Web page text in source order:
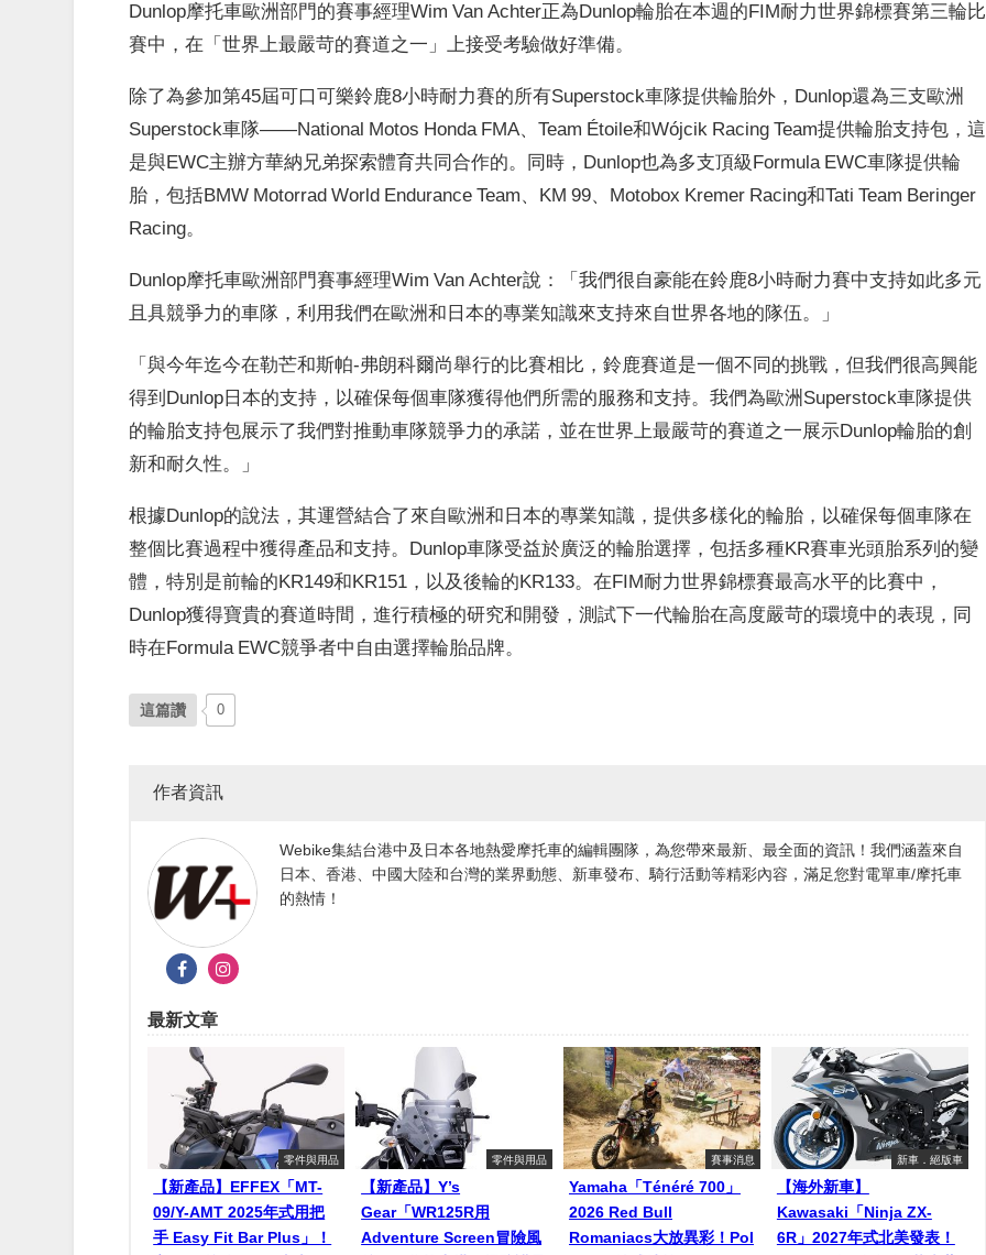
Dunlop摩托車歐洲部門的賽事經理Wim Van Achter正為Dunlop輪胎在本週的FIM耐力世界錦標賽第三輪比
賽中，在「世界上最嚴苛的賽道之一」上接受考驗做好準備。
除了為參加第45屆可口可樂鈴鹿8小時耐力賽的所有Superstock車隊提供輪胎外，Dunlop還為三支歐洲
Superstock車隊——National Motos Honda FMA、Team Étoile和Wójcik Racing Team提供輪胎支持包，這
是與EWC主辦方華納兄弟探索體育共同合作的。同時，Dunlop也為多支頂級Formula EWC車隊提供輪
胎，包括BMW Motorrad World Endurance Team、KM 99、Motobox Kremer Racing和Tati Team Beringer
Racing。
Dunlop摩托車歐洲部門賽事經理Wim Van Achter說：「我們很自豪能在鈴鹿8小時耐力賽中支持如此多元
且具競爭力的車隊，利用我們在歐洲和日本的專業知識來支持來自世界各地的隊伍。」
「與今年迄今在勒芒和斯帕-弗朗科爾尚舉行的比賽相比，鈴鹿賽道是一個不同的挑戰，但我們很高興能
得到Dunlop日本的支持，以確保每個車隊獲得他們所需的服務和支持。我們為歐洲Superstock車隊提供
的輪胎支持包展示了我們對推動車隊競爭力的承諾，並在世界上最嚴苛的賽道之一展示Dunlop輪胎的創
新和耐久性。」
根據Dunlop的說法，其運營結合了來自歐洲和日本的專業知識，提供多樣化的輪胎，以確保每個車隊在
整個比賽過程中獲得產品和支持。Dunlop車隊受益於廣泛的輪胎選擇，包括多種KR賽車光頭胎系列的變
體，特別是前輪的KR149和KR151，以及後輪的KR133。在FIM耐力世界錦標賽最高水平的比賽中，
Dunlop獲得寶貴的賽道時間，進行積極的研究和開發，測試下一代輪胎在高度嚴苛的環境中的表現，同
時在Formula EWC競爭者中自由選擇輪胎品牌。
這篇讚 0
作者資訊
Webike集結台港中及日本各地熱愛摩托車的編輯團隊，為您帶來最新、最全面的資訊！我們涵蓋來自
日本、香港、中國大陸和台灣的業界動態、新車發布、騎行活動等精彩內容，滿足您對電單車/摩托車
的熱情！
最新文章
零件與用品
【新產品】EFFEX「MT-
09/Y-AMT 2025年式用把
手 Easy Fit Bar Plus」！
零件與用品
【新產品】Y’s
Gear「WR125R用
Adventure Screen冒險風
賽事消息
Yamaha「Ténéré 700」
2026 Red Bull
Romaniacs大放異彩！Pol
新車．絕版車
【海外新車】
Kawasaki「Ninja ZX-
6R」2027年式北美發表！